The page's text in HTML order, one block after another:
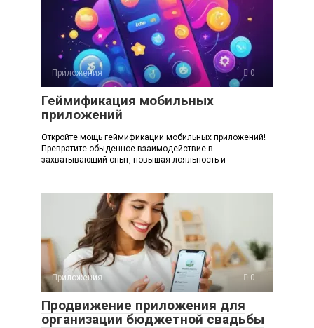
Приложения 0
Геймификация мобильных
приложений
Откройте мощь геймификации мобильных приложений!
Превратите обыденное взаимодействие в
захватывающий опыт, повышая лояльность и
Приложения 0
Продвижение приложения для
организации бюджетной свадьбы